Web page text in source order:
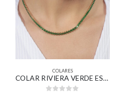
COLARES
COLAR RIVIERA VERDE ESMERALDA BANHADA EM OURO 18K